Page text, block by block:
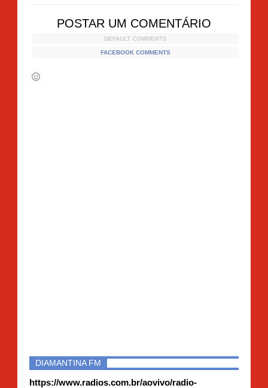
POSTAR UM COMENTÁRIO
DEFAULT COMMENTS
FACEBOOK COMMENTS
DIAMANTINA FM
https://www.radios.com.br/aovivo/radio-